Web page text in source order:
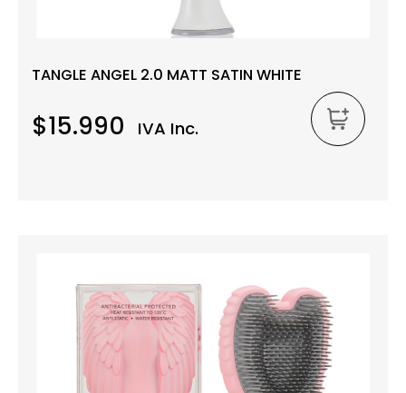
TANGLE ANGEL 2.0 MATT SATIN WHITE
$15.990 IVA Inc.